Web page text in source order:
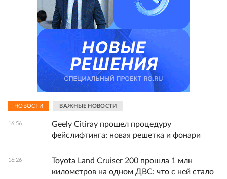
НОВОСТИ ВАЖНЫЕ НОВОСТИ
16:56
Geely Citiray прошел процедуру
фейслифтинга: новая решетка и фонари
16:26
Toyota Land Cruiser 200 прошла 1 млн
километров на одном ДВС: что с ней стало